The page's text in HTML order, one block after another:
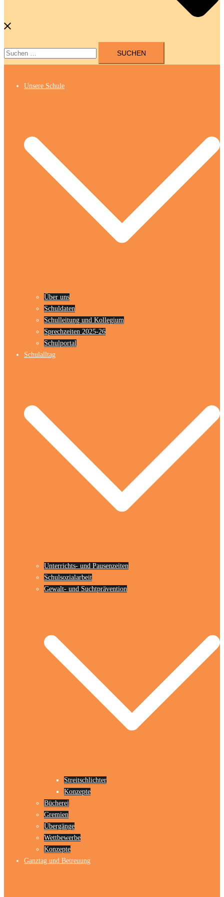
Suchen
Unsere Schule
Über uns
Schuldaten
Schulleitung und Kollegium
Sprechzeiten 2025-26
Schulportal
Schulalltag
Unterrichts- und Pausenzeiten
Schulsozialarbeit
Gewalt- und Suchtprävention
Streitschlichter
Konzepte
Bücherei
Gremien
Übergänge
Wettbewerbe
Konzepte
Ganztag und Betreuung